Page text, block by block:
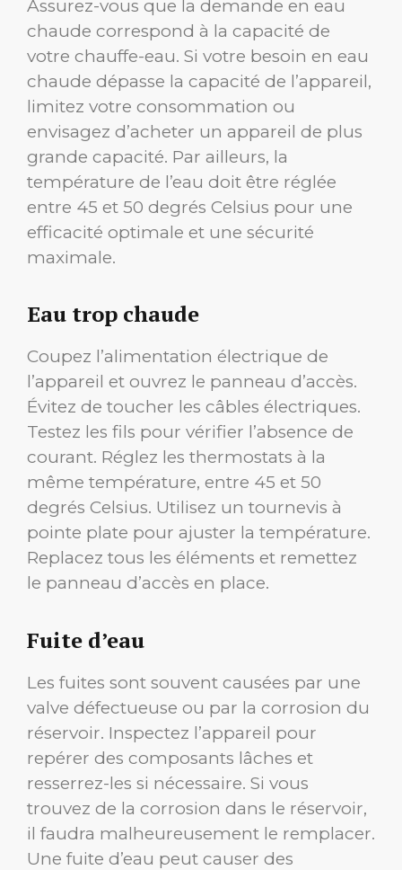
Assurez-vous que la demande en eau
chaude correspond à la capacité de
votre chauffe-eau. Si votre besoin en eau
chaude dépasse la capacité de l’appareil,
limitez votre consommation ou
envisagez d’acheter un appareil de plus
grande capacité. Par ailleurs, la
température de l’eau doit être réglée
entre 45 et 50 degrés Celsius pour une
efficacité optimale et une sécurité
maximale.
Eau trop chaude
Coupez l’alimentation électrique de
l’appareil et ouvrez le panneau d’accès.
Évitez de toucher les câbles électriques.
Testez les fils pour vérifier l’absence de
courant. Réglez les thermostats à la
même température, entre 45 et 50
degrés Celsius. Utilisez un tournevis à
pointe plate pour ajuster la température.
Replacez tous les éléments et remettez
le panneau d’accès en place.
Fuite d’eau
Les fuites sont souvent causées par une
valve défectueuse ou par la corrosion du
réservoir. Inspectez l’appareil pour
repérer des composants lâches et
resserrez-les si nécessaire. Si vous
trouvez de la corrosion dans le réservoir,
il faudra malheureusement le remplacer.
Une fuite d’eau peut causer des